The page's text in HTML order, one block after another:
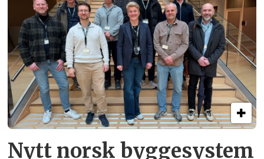
Nytt norsk byggesystem